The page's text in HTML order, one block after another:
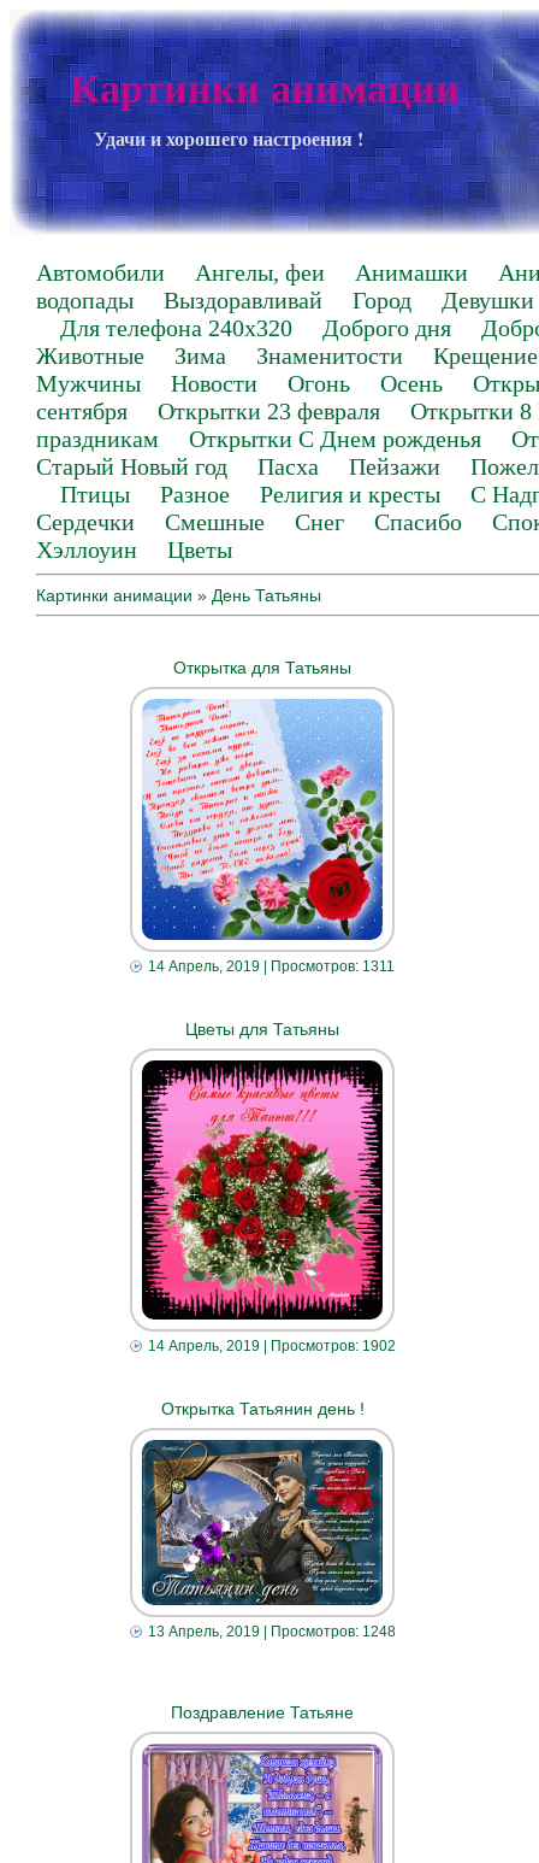
Картинки анимации
Удачи и хорошего настроения !
Автомобили Ангелы, феи Анимашки
водопады
Выздоравливай Город
Девушки
Для телефона 240х320
Доброго дня
Животные
Зима Знаменитости
Крещение
Мужчины
Новости Огонь Осень
сентября
Открытки 23 февраля
Открытки 8
праздникам
Открытки С Днем рожденья
Старый Новый год
Пасха Пейзажи
Птицы
Разное Религия и кресты
С
Сердечки
Смешные Снег Спасибо
Хэллоуин
Цветы
Картинки анимации » День Татьяны
Открытка для Татьяны
14 Апрель, 2019 | Просмотров: 1311
Цветы для Татьяны
14 Апрель, 2019| Просмотров: 1902
Открытка Татьянин день !
13 Апрель, 2019| Просмотров: 1248
Поздравление Татьяне